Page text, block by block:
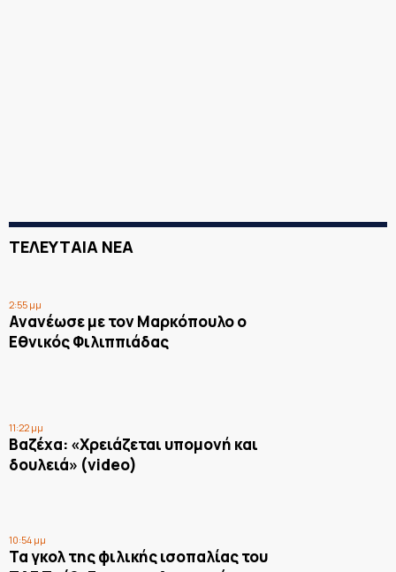
ΤΕΛΕΥΤΑΙΑ ΝΕΑ
2:55 μμ
Ανανέωσε με τον Μαρκόπουλο ο
Εθνικός Φιλιππιάδας
11:22 μμ
Βαζέχα: «Χρειάζεται υπομονή και
δουλειά» (video)
10:54 μμ
Τα γκολ της φιλικής ισοπαλίας του